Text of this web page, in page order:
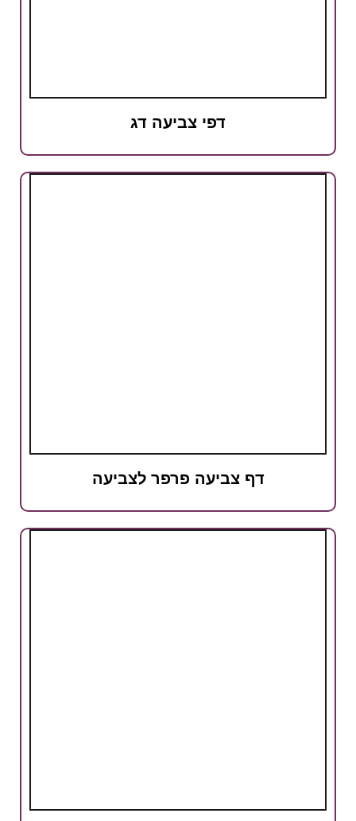
דפי צביעה דג
דף צביעה פרפר לצביעה